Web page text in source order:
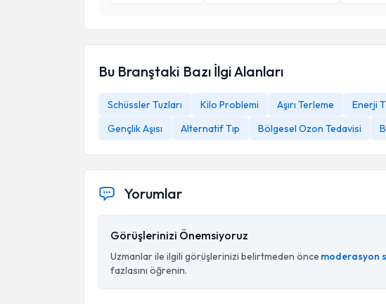
Bu Branştaki Bazı İlgi Alanları
Schüssler Tuzları Kilo Problemi Aşırı Terleme Enerji
Gençlik Aşısı
Alternatif Tıp Bölgesel Ozon Tedavisi
Yorumlar
Görüşlerinizi Önemsiyoruz
Uzmanlar ile ilgili görüşlerinizi belirtmeden önce moderasyon
fazlasını öğrenin.